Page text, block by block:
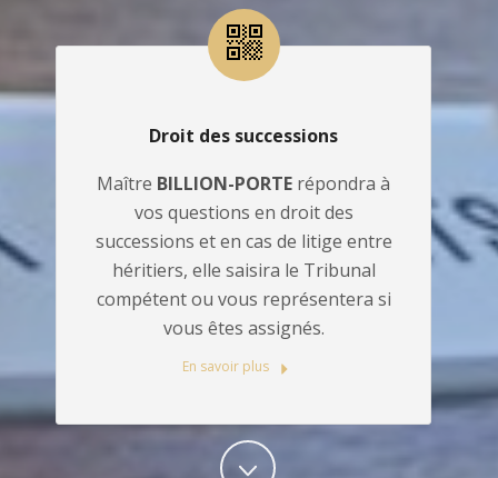
Droit des successions
Maître BILLION-PORTE répondra à
vos questions en droit des
successions et en cas de litige entre
héritiers, elle saisira le Tribunal
compétent ou vous représentera si
vous êtes assignés.
En savoir plus